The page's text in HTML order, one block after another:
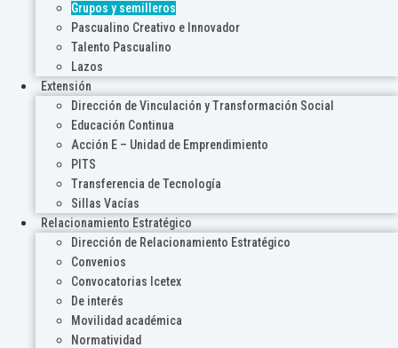
Grupos y semilleros
Pascualino Creativo e Innovador
Talento Pascualino
Lazos
Extensión
Dirección de Vinculación y Transformación Social
Educación Continua
Acción E – Unidad de Emprendimiento
PITS
Transferencia de Tecnología
Sillas Vacías
Relacionamiento Estratégico
Dirección de Relacionamiento Estratégico
Convenios
Convocatorias Icetex
De interés
Movilidad académica
Normatividad